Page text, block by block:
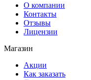
О компании
Контакты
Отзывы
Лицензии
Магазин
Акции
Как заказать